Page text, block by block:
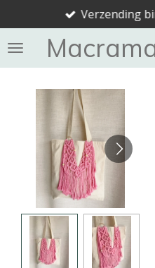
direct
naar
de
Verzending